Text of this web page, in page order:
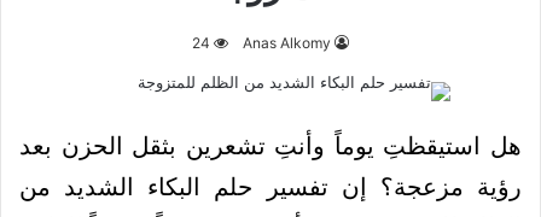
Anas Alkomy
24
هل استيقظتِ يوماً وأنتِ تشعرين بثقل الحزن بعد
رؤية مزعجة؟ إن تفسير حلم البكاء الشديد من